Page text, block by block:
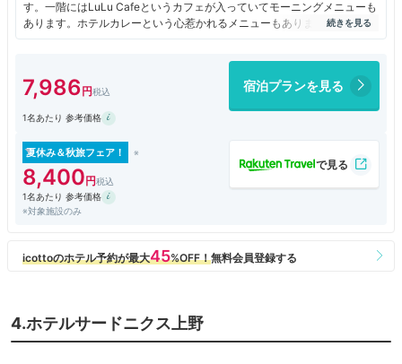
す。一階にはLuLu Cafeというカフェが入っていてモーニングメニューも
あります。ホテルカレーという心惹かれるメニューもありました。地下一
階には「おかあさんの朝ごはん」をテーマにして朝ごはんが食べられるレ
7,986 宿泊プランを見る
1名あたり 参考価格
夏休み＆秋旅フェア！
8,400
1名あたり 参考価格
※対象施設のみ
4.ホテルサードニクス上野